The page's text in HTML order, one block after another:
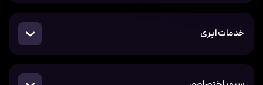
خدمات ابری